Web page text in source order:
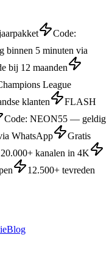
Code:
binnen 5 minuten via
bij 12 maanden
League
klanten
FLASH
Code: NEON55 — geldig
WhatsApp
Gratis
20.000+ kanalen in 4K
12.500+ tevreden
Blog